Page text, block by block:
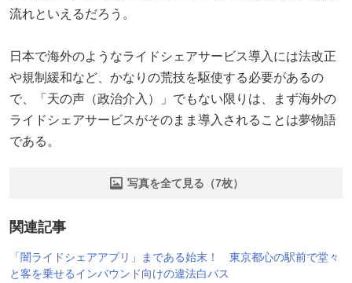
流れといえるだろう。
日本で海外のようなライドシェアサービス導入には法改正
や規制緩和など、かなりの荒技を駆使する必要があるの
で、「天の声（政治介入）」でもない限りは、まず海外の
ライドシェアサービスがそのまま導入されることは夢物語
である。
写真を全て見る（7枚）
関連記事
「闇ライドシェアアプリ」まである始末！ 東京都心の駅前で堂々
と客を乗せるインバウンド向けの違法白バス